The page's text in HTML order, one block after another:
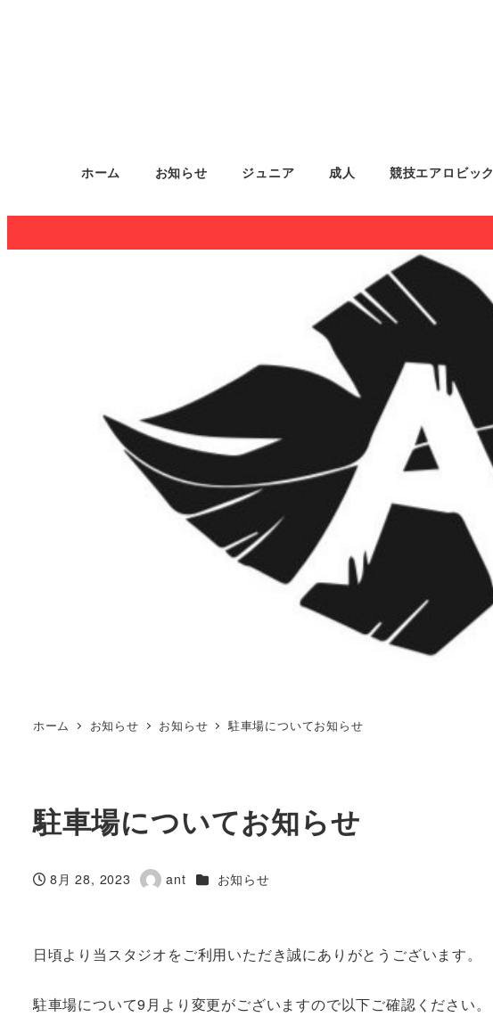
ホーム お知らせ ジュニア 成人 競技エアロビック
ホーム お知らせ お知らせ 駐車場についてお知らせ
駐車場についてお知らせ
投稿日
8月 28, 2023
著
ant カテゴリー
お知らせ
日頃より当スタジオをご利用いただき誠にありがとうございます。
駐車場について9月より変更がございますので以下ご確認ください。